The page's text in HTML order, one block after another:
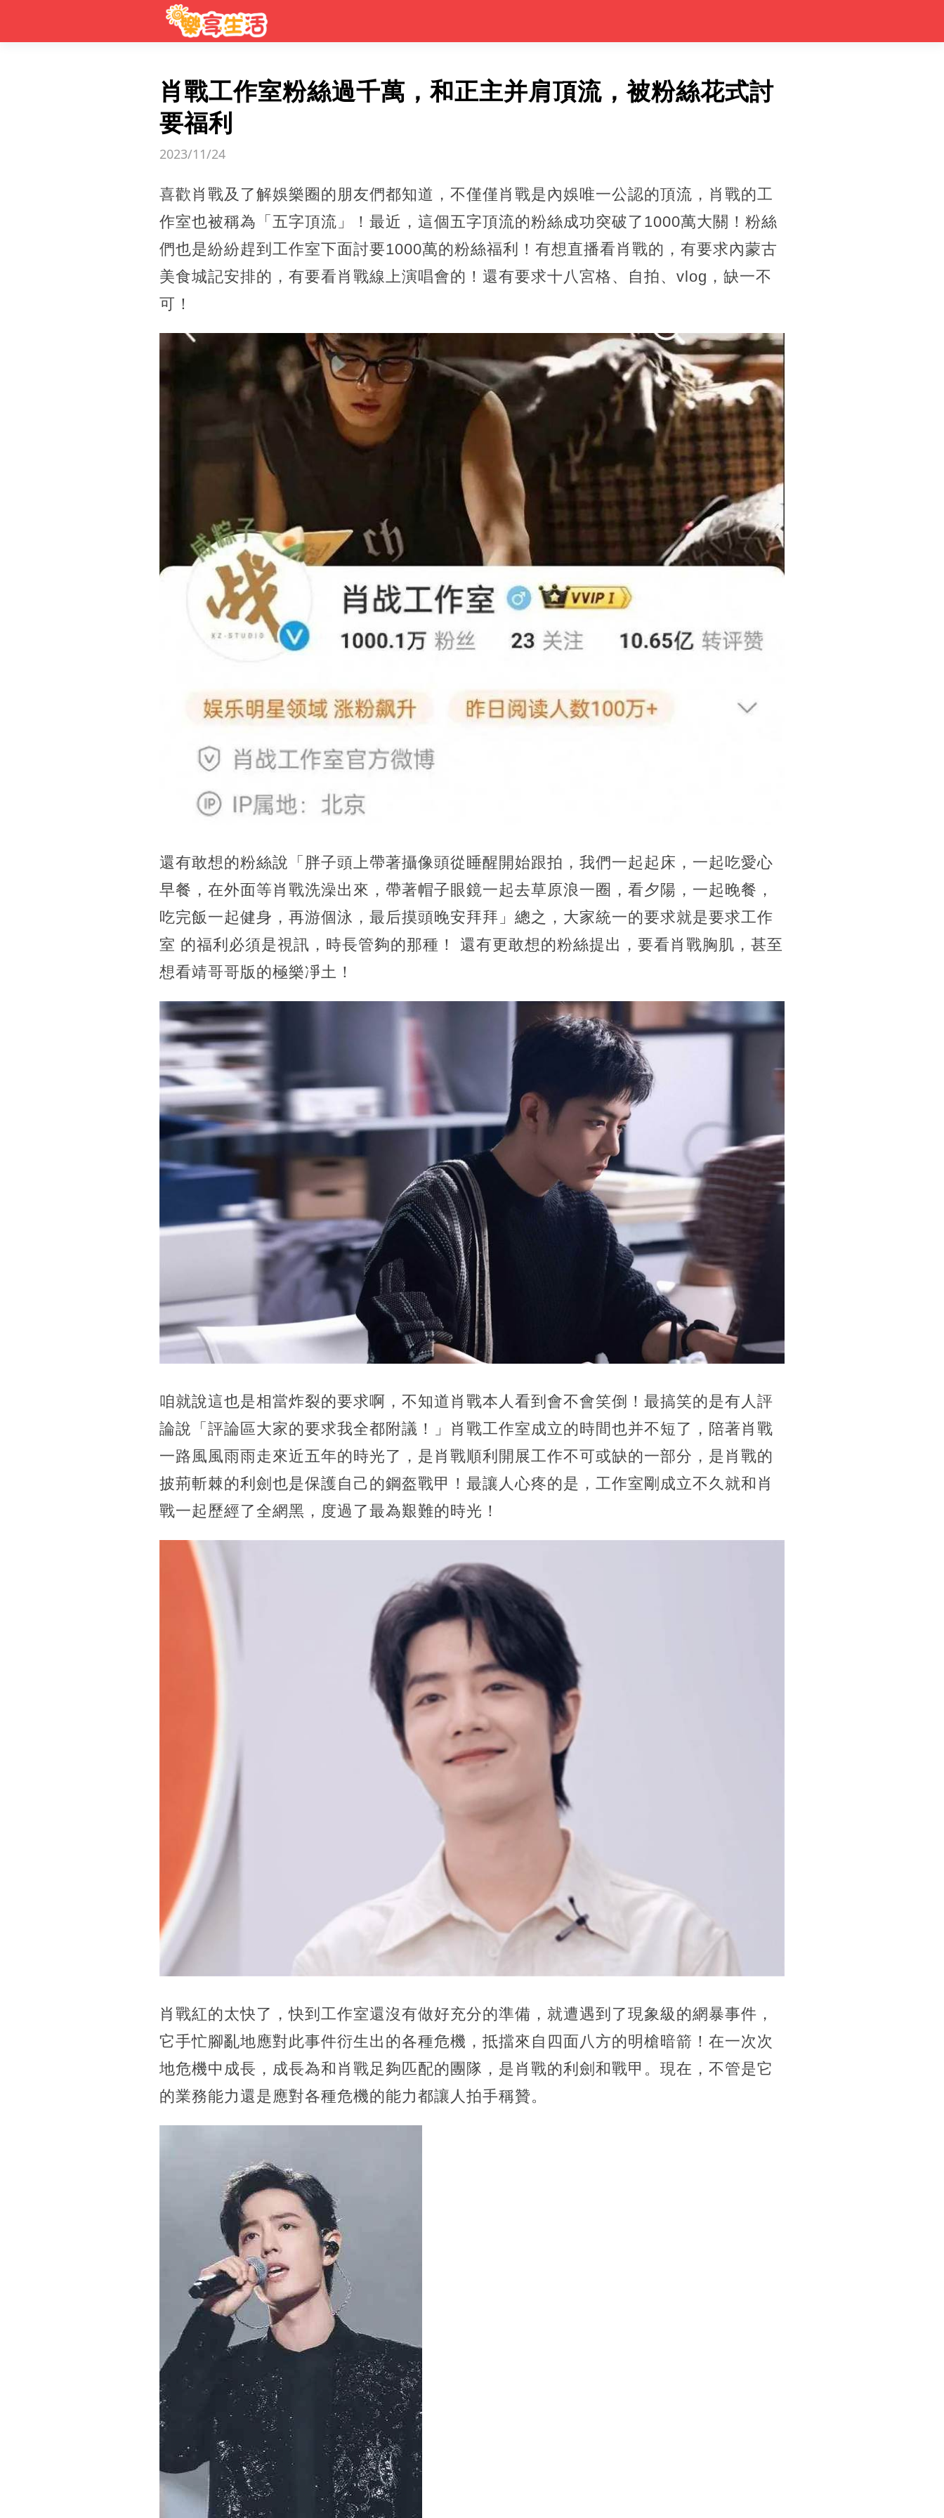
肖戰工作室粉絲過千萬，和正主并肩頂流，被粉絲花式討
要福利
2023/11/24
喜歡肖戰及了解娛樂圈的朋友們都知道，不僅僅肖戰是內娛唯一公認的頂流，肖戰的工
作室也被稱為「五字頂流」！最近，這個五字頂流的粉絲成功突破了1000萬大關！粉絲
們也是紛紛趕到工作室下面討要1000萬的粉絲福利！有想直播看肖戰的，有要求內蒙古
美食城記安排的，有要看肖戰線上演唱會的！還有要求十八宮格、自拍、vlog，缺一不
可！
還有敢想的粉絲說「胖子頭上帶著攝像頭從睡醒開始跟拍，我們一起起床，一起吃愛心
早餐，在外面等肖戰洗澡出來，帶著帽子眼鏡一起去草原浪一圈，看夕陽，一起晚餐，
吃完飯一起健身，再游個泳，最后摸頭晚安拜拜」總之，大家統一的要求就是要求工作
室 的福利必須是視訊，時長管夠的那種！ 還有更敢想的粉絲提出，要看肖戰胸肌，甚至
想看靖哥哥版的極樂凈土！
咱就說這也是相當炸裂的要求啊，不知道肖戰本人看到會不會笑倒！最搞笑的是有人評
論說「評論區大家的要求我全都附議！」肖戰工作室成立的時間也并不短了，陪著肖戰
一路風風雨雨走來近五年的時光了，是肖戰順利開展工作不可或缺的一部分，是肖戰的
披荊斬棘的利劍也是保護自己的鋼盔戰甲！最讓人心疼的是，工作室剛成立不久就和肖
戰一起歷經了全網黑，度過了最為艱難的時光！
肖戰紅的太快了，快到工作室還沒有做好充分的準備，就遭遇到了現象級的網暴事件，
它手忙腳亂地應對此事件衍生出的各種危機，抵擋來自四面八方的明槍暗箭！在一次次
地危機中成長，成長為和肖戰足夠匹配的團隊，是肖戰的利劍和戰甲。現在，不管是它
的業務能力還是應對各種危機的能力都讓人拍手稱贊。